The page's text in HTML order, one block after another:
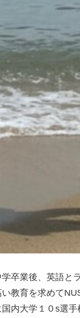
卒業後、英語
教育を求めて
内大学１０s選